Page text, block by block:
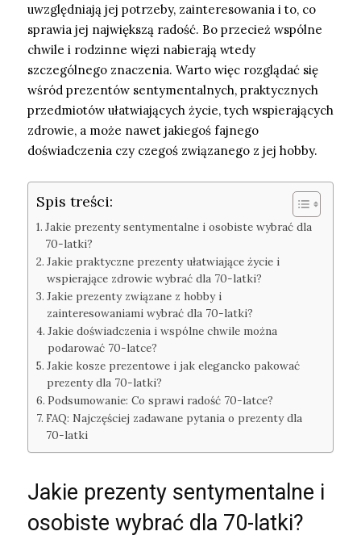
uwzględniają jej potrzeby, zainteresowania i to, co
sprawia jej największą radość. Bo przecież wspólne
chwile i rodzinne więzi nabierają wtedy
szczególnego znaczenia. Warto więc rozglądać się
wśród prezentów sentymentalnych, praktycznych
przedmiotów ułatwiających życie, tych wspierających
zdrowie, a może nawet jakiegoś fajnego
doświadczenia czy czegoś związanego z jej hobby.
Spis treści:
Jakie prezenty sentymentalne i osobiste wybrać dla
70-latki?
Jakie praktyczne prezenty ułatwiające życie i
wspierające zdrowie wybrać dla 70-latki?
Jakie prezenty związane z hobby i
zainteresowaniami wybrać dla 70-latki?
Jakie doświadczenia i wspólne chwile można
podarować 70-latce?
Jakie kosze prezentowe i jak elegancko pakować
prezenty dla 70-latki?
Podsumowanie: Co sprawi radość 70-latce?
FAQ: Najczęściej zadawane pytania o prezenty dla
70-latki
Jakie prezenty sentymentalne i
osobiste wybrać dla 70-latki?